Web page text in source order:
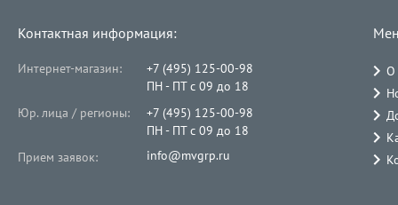
Контактная информация:
Интернет-магазин:
+7 (495) 125-00-98
ПН - ПТ с 09 до 18
Юр. лица / регионы:
+7 (495) 125-00-98
ПН - ПТ с 09 до 18
Прием заявок:
info@mvgrp.ru
О